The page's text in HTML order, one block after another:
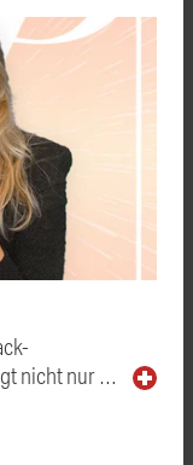
nicht nur …